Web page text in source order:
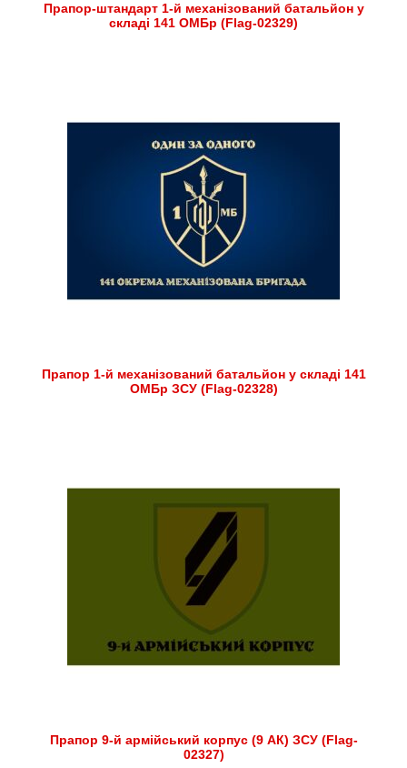
Прапор-штандарт 1-й механізований батальйон у
складі 141 ОМБр (Flag-02329)
Прапор 1-й механізований батальйон у складі 141
ОМБр ЗСУ (Flag-02328)
Прапор 9-й армійський корпус (9 АК) ЗСУ (Flag-
02327)